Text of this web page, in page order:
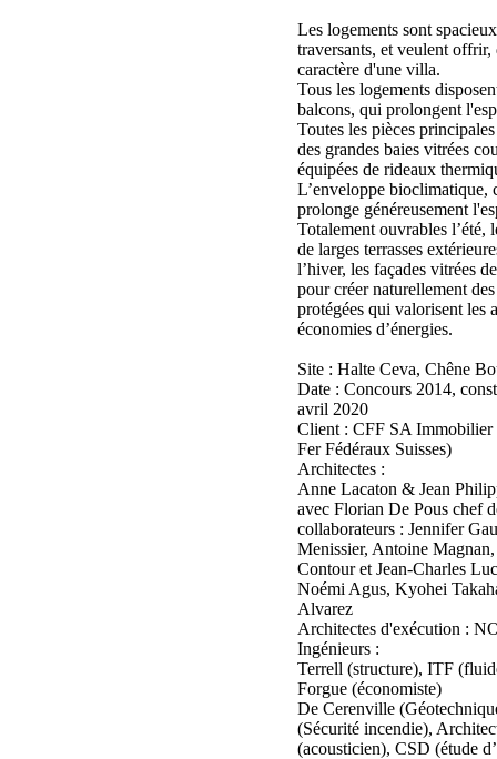
Les logements sont
traversants, et veulent
caractère d'une villa.
Tous les logements
balcons, qui prolongent
Toutes les pièces
des grandes baies vitrées
équipées de rideaux
L’enveloppe bioclimatique,
prolonge généreusement
Totalement ouvrables l’été,
de larges terrasses
l’hiver, les façades vitrées
pour créer naturellement
protégées qui valorisent les
économies d’énergies.
Site : Halte Ceva, Chêne
Date : Concours 2014,
avril 2020
Client : CFF SA
Fer Fédéraux Suisses)
Architectes :
Anne Lacaton & Jean
avec Florian De Pous chef
collaborateurs : Jennifer
Menissier, Antoine
Contour et Jean-Charles
Noémi Agus, Kyohei
Alvarez
Architectes d'exécution :
Ingénieurs :
Terrell (structure), ITF
Forgue (économiste)
De Cerenville
(Sécurité incendie),
(acousticien), CSD (étude